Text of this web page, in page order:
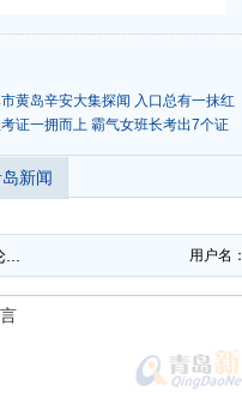
黄岛辛安大集探闻 入口总有一抹红
证一拥而上 霸气女班长考出7个证
新闻
用户名：